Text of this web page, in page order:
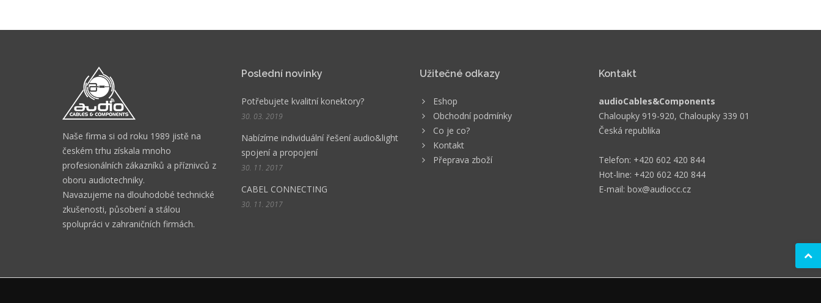
Naše firma si od roku 1989 jistě na
českém trhu získala mnoho
profesionálních zákazníků a příznivců z
oboru audiotechniky.
Navazujeme na dlouhodobé technické
zkušenosti, působení a stálou
spolupráci v zahraničních firmách.
Poslední novinky
Potřebujete kvalitní konektory?
30. 03. 2019
Nabízíme individuální řešení audio&light
spojení a propojení
30. 11. 2017
CABEL CONNECTING
30. 11. 2017
Užitečné odkazy
Eshop
Obchodní podmínky
Co je co?
Kontakt
Přeprava zboží
Kontakt
audioCables&Components
Chaloupky 919-920, Chaloupky 339 01
Česká republika
Telefon: +420 602 420 844
Hot-line: +420 602 420 844
E-mail: box@audiocc.cz